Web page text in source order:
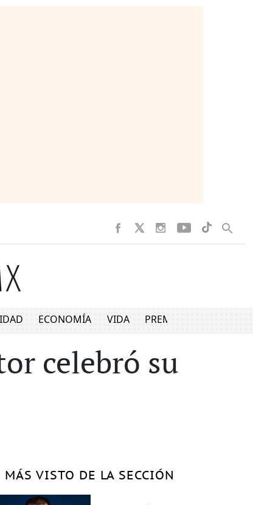
ECONOMÍA VIDA PREMIUM
celebró su
MÁS VISTO DE LA SECCIÓN